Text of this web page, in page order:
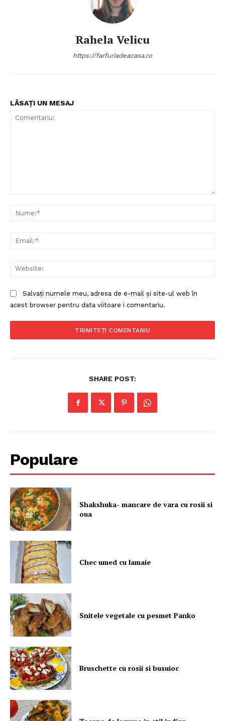
Contact
Despre mine
Rahela Velicu
https://farfuriadeacasa.ro
LĂSAȚI UN MESAJ
Salvați numele meu, adresa de e-mail și site-ul web în
acest browser pentru data viitoare i comentariu.
SHARE POST:
Populare
Shakshuka- mancare de vara cu rosii si
oua
Chec umed cu lamaie
Snitele vegetale cu pesmet Panko
Bruschette cu rosii si busuioc